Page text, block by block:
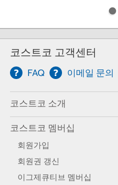
코스트코 고객센터
FAQ 이메일 문의
코스트코 소개
코스트코 멤버십
회원가입
회원권 갱신
이그제큐티브 멤버십